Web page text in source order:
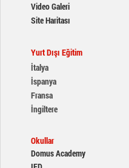
Video Galeri
Site Haritası
Yurt Dışı Eğitim
İtalya
İspanya
Fransa
İngiltere
Okullar
Domus Academy